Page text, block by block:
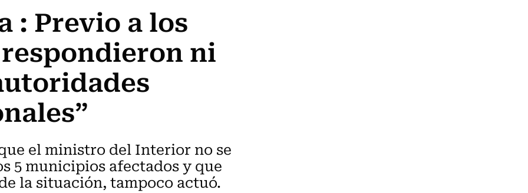
: Previo a los
ni
el ministro del Interior no se
5 municipios afectados y que
la situación, tampoco actuó.